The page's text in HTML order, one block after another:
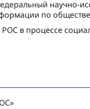
научно-
по
в процессе